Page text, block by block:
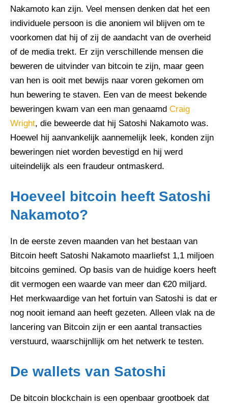
Nakamoto kan zijn. Veel mensen denken dat het een
individuele persoon is die anoniem wil blijven om te
voorkomen dat hij of zij de aandacht van de overheid
of de media trekt. Er zijn verschillende mensen die
beweren de uitvinder van bitcoin te zijn, maar geen
van hen is ooit met bewijs naar voren gekomen om
hun bewering te staven. Een van de meest bekende
beweringen kwam van een man genaamd Craig
Wright, die beweerde dat hij Satoshi Nakamoto was.
Hoewel hij aanvankelijk aannemelijk leek, konden zijn
beweringen niet worden bevestigd en hij werd
uiteindelijk als een fraudeur ontmaskerd.
Hoeveel bitcoin heeft Satoshi
Nakamoto?
In de eerste zeven maanden van het bestaan van
Bitcoin heeft Satoshi Nakamoto maarliefst 1,1 miljoen
bitcoins gemined. Op basis van de huidige koers heeft
dit vermogen een waarde van meer dan €20 miljard.
Het merkwaardige van het fortuin van Satoshi is dat er
nog nooit iemand aan heeft gezeten. Alleen vlak na de
lancering van Bitcoin zijn er een aantal transacties
verstuurd, waarschijnllijk om het netwerk te testen.
De wallets van Satoshi
De bitcoin blockchain is een openbaar grootboek dat